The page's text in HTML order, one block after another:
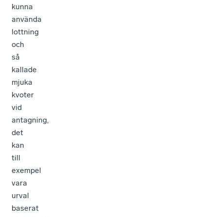
kunna
använda
lottning
och
så
kallade
mjuka
kvoter
vid
antagning,
det
kan
till
exempel
vara
urval
baserat